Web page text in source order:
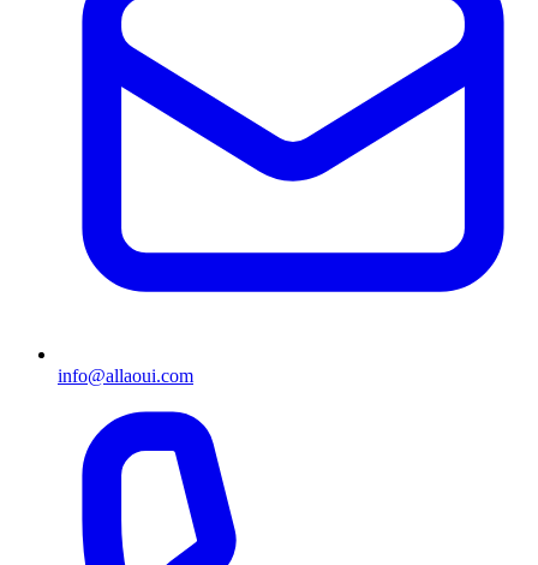
info@allaoui.com